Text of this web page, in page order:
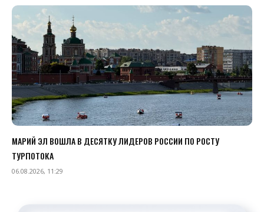
МАРИЙ ЭЛ ВОШЛА В ДЕСЯТКУ ЛИДЕРОВ РОССИИ ПО РОСТУ
ТУРПОТОКА
06.08.2026, 11:29